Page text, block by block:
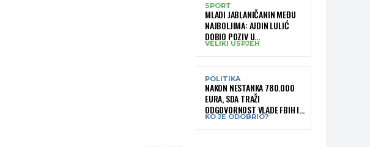
SPORT
MLADI JABLANIČANIN MEĐU
NAJBOLJIMA: AJDIN LULIĆ
DOBIO POZIV U
REPREZENTACIJU BIH –
VELIKI USPJEH
POLITIKA
NAKON NESTANKA 780.000
EURA, SDA TRAŽI
ODGOVORNOST VLADE FBIH I
RUKOVODSTVA IGMANA
KO JE ODOBRIO?